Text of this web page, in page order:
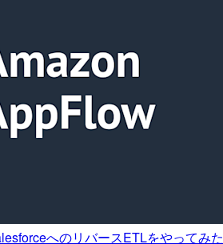
へのリバースETLをやってみた